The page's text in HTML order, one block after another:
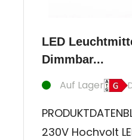
LED
Dimmbar...
Auf Lager
230V Hochvolt